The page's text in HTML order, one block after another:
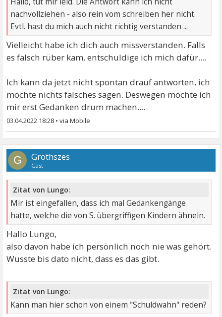
nachvollziehen - also rein vom schreiben her nicht.
Evtl. hast du mich auch nicht richtig verstanden ...
Vielleicht habe ich dich auch missverstanden. Falls
es falsch rüber kam, entschuldige ich mich dafür....
Ich kann da jetzt nicht spontan drauf antworten, ich
möchte nichts falsches sagen. Deswegen möchte ich
mir erst Gedanken drum machen....
03.04.2022 18:28 •
G Grothszes
Gast
Zitat von Lungo:
Mir ist eingefallen, dass ich mal Gedankengänge
hatte, welche die von S. übergriffigen Kindern ähneln.
Hallo Lungo,
also davon habe ich persönlich noch nie was gehört.
Wusste bis dato nicht, dass es das gibt.
Zitat von Lungo:
Kann man hier schon von einem "Schuldwahn" reden?